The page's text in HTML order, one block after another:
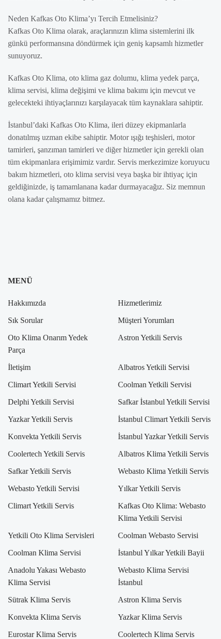
Neden Kafkas Oto Klima’yı Tercih Etmelisiniz?
Kafkas Oto Klima olarak, araçlarınızın klima sistemlerini ilk
günkü performansına döndürmek için geniş kapsamlı hizmetler
sunuyoruz.
Kafkas Oto Klima, oto klima gaz dolumu, klima yedek parça,
klima servisi, klima değişimi ve klima bakımı için mevcut ve
gelecekteki ihtiyaçlarınızı karşılayacak tüm kaynaklara sahiptir.
İstanbul’daki Kafkas Oto Klima, ileri düzey ekipmanlarla
donatılmış uzman ekibe sahiptir. Motor ışığı teşhisleri, motor
tamirleri, şanzıman tamirleri ve diğer hizmetler için gerekli olan
tüm ekipmanlara erişimimiz vardır. Servis merkezimize koruyucu
bakım hizmetleri, oto klima servisi veya başka bir ihtiyaç için
geldiğinizde, iş tamamlanana kadar durmayacağız. Siz memnun
olana kadar çalışmamız bitmez.
MENÜ
Hakkımızda Hizmetlerimiz
Sık Sorular Müşteri Yorumları
Oto Klima Onarım Yedek
Parça
Astron Yetkili Servis
İletişim Albatros Yetkili Servisi
Climart Yetkili Servisi Coolman Yetkili Servisi
Delphi Yetkili Servisi Safkar İstanbul Yetkili Servisi
Yazkar Yetkili Servis İstanbul Climart Yetkili Servis
Konvekta Yetkili Servis İstanbul Yazkar Yetkili Servis
Coolertech Yetkili Servis Albatros Klima Yetkili Servis
Safkar Yetkili Servis Webasto Klima Yetkili Servis
Webasto Yetkili Servisi Yılkar Yetkili Servis
Climart Yetkili Servis
Kafkas Oto Klima: Webasto
Klima Yetkili Servisi
Yetkili Oto Klima Servisleri Coolman Webasto Servisi
Coolman Klima Servisi İstanbul Yılkar Yetkili Bayii
Anadolu Yakası Webasto
Klima Servisi
Webasto Klima Servisi
İstanbul
Sütrak Klima Servis Astron Klima Servis
Konvekta Klima Servis Yazkar Klima Servis
Eurostar Klima Servis Coolertech Klima Servis